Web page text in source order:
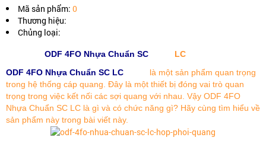
Mã sản phẩm: 0
Thương hiệu:
Chủng loại:
​ODF 4FO Nhựa Chuẩn SC
LC
ODF 4FO Nhựa Chuẩn SC LC
là một sản phẩm quan trọng
trong hệ thống cáp quang. Đây là một thiết bị đóng vai trò quan
trọng trong việc kết nối các sợi quang với nhau. Vậy ODF 4FO
Nhựa Chuẩn SC LC là gì và có chức năng gì? Hãy cùng tìm hiểu về
sản phẩm này trong bài viết này.